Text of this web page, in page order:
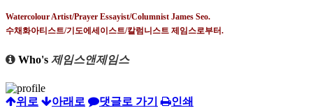
Watercolour Artist/Prayer Essayist/Columnist James Seo.
수채화아티스트/기도에세이스트/칼럼니스트 제임스로부터.
Who's 제임스앤제임스
위로 아래로 댓글로 가기 인쇄